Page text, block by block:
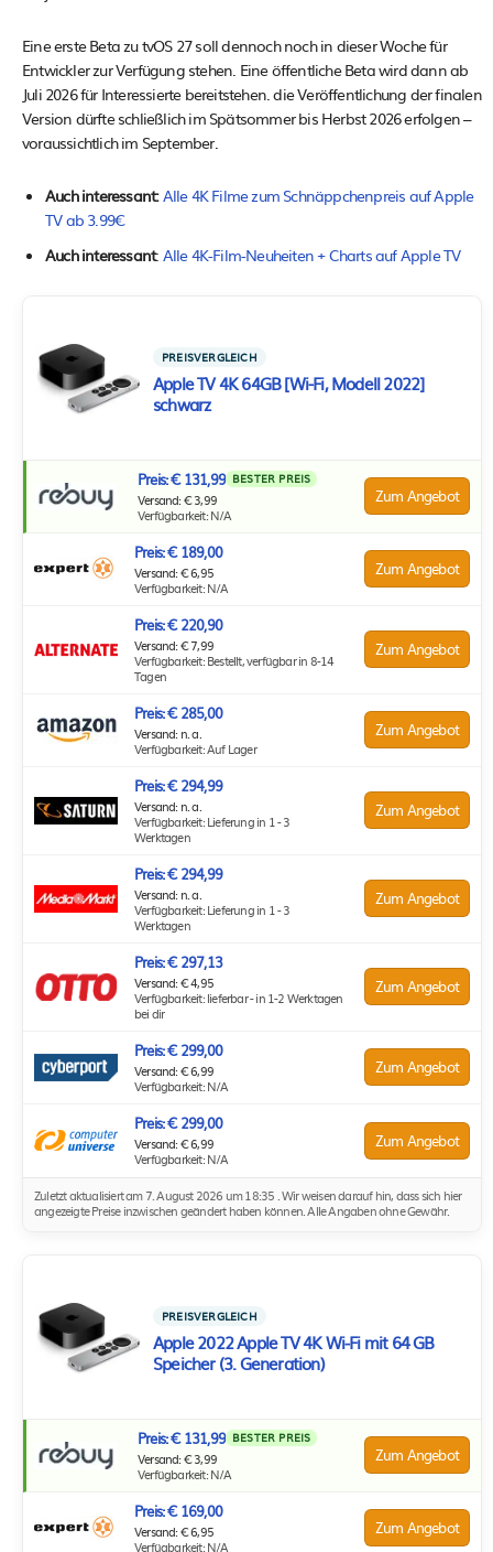
Eine erste Beta zu tvOS 27 soll dennoch noch in dieser Woche für
Entwickler zur Verfügung stehen. Eine öffentliche Beta wird dann ab
Juli 2026 für Interessierte bereitstehen. die Veröffentlichung der finalen
Version dürfte schließlich im Spätsommer bis Herbst 2026 erfolgen –
voraussichtlich im September.
Auch interessant:Alle 4K Filme zum Schnäppchenpreis auf Apple
TV ab 3.99€
Auch interessant: Alle 4K-Film-Neuheiten + Charts auf Apple TV
PREISVERGLEICH
Apple TV 4K 64GB [Wi-Fi, Modell 2022]
schwarz
Preis: € 131,99 BESTER PREIS
Versand: € 3,99
Verfügbarkeit: N/A
Zum Angebot
Preis: € 189,00
Versand: € 6,95
Verfügbarkeit: N/A
Zum Angebot
Preis: € 220,90
Versand: € 7,99
Verfügbarkeit: Bestellt, verfügbar in 8-14
Tagen
Zum Angebot
Preis: € 285,00
Versand: n. a.
Verfügbarkeit: Auf Lager
Zum Angebot
Preis: € 294,99
Versand: n. a.
Verfügbarkeit: Lieferung in 1 - 3
Werktagen
Zum Angebot
Preis: € 294,99
Versand: n. a.
Verfügbarkeit: Lieferung in 1 - 3
Werktagen
Zum Angebot
Preis: € 297,13
Versand: € 4,95
Verfügbarkeit: lieferbar - in 1-2 Werktagen
bei dir
Zum Angebot
Preis: € 299,00
Versand: € 6,99
Verfügbarkeit: N/A
Zum Angebot
Preis: € 299,00
Versand: € 6,99
Verfügbarkeit: N/A
Zum Angebot
Zuletzt aktualisiert am 7. August 2026 um 18:35 . Wir weisen darauf hin, dass sich hier
angezeigte Preise inzwischen geändert haben können. Alle Angaben ohne Gewähr.
PREISVERGLEICH
Apple 2022 Apple TV 4K Wi‑Fi mit 64 GB
Speicher (3. Generation)
Preis: € 131,99 BESTER PREIS
Versand: € 3,99
Verfügbarkeit: N/A
Zum Angebot
Preis: € 169,00
Versand: € 6,95
Verfügbarkeit: N/A
Zum Angebot